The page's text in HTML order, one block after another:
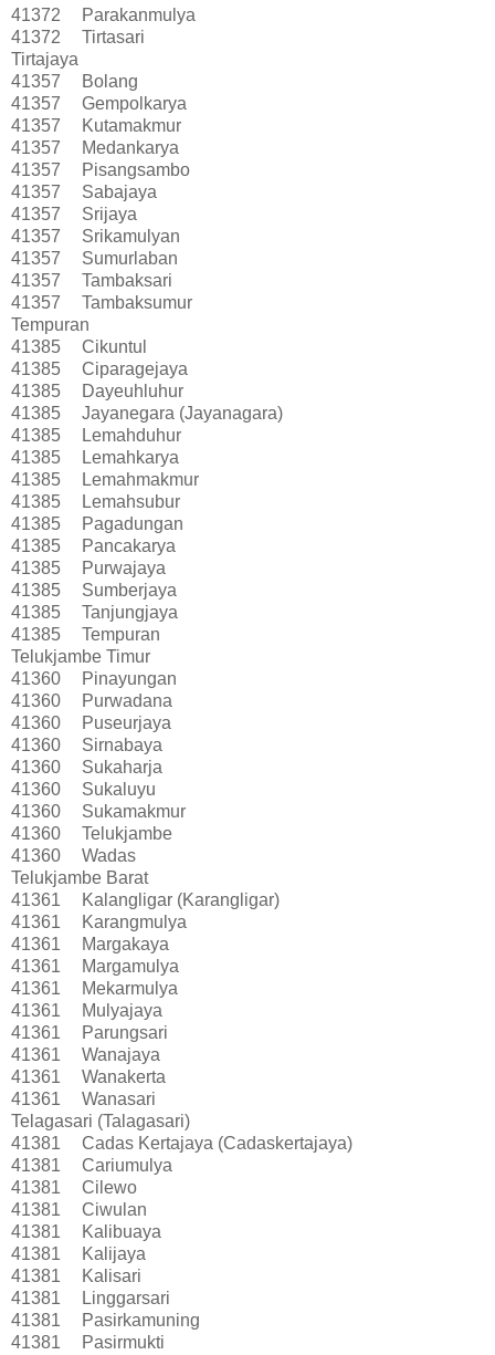
41372
Parakanmulya
41372
Tirtasari
Tirtajaya
41357
Bolang
41357
Gempolkarya
41357
Kutamakmur
41357
Medankarya
41357
Pisangsambo
41357
Sabajaya
41357
Srijaya
41357
Srikamulyan
41357
Sumurlaban
41357
Tambaksari
41357
Tambaksumur
Tempuran
41385
Cikuntul
41385
Ciparagejaya
41385
Dayeuhluhur
41385
Jayanegara (Jayanagara)
41385
Lemahduhur
41385
Lemahkarya
41385
Lemahmakmur
41385
Lemahsubur
41385
Pagadungan
41385
Pancakarya
41385
Purwajaya
41385
Sumberjaya
41385
Tanjungjaya
41385
Tempuran
Telukjambe Timur
41360
Pinayungan
41360
Purwadana
41360
Puseurjaya
41360
Sirnabaya
41360
Sukaharja
41360
Sukaluyu
41360
Sukamakmur
41360
Telukjambe
41360
Wadas
Telukjambe Barat
41361
Kalangligar (Karangligar)
41361
Karangmulya
41361
Margakaya
41361
Margamulya
41361
Mekarmulya
41361
Mulyajaya
41361
Parungsari
41361
Wanajaya
41361
Wanakerta
41361
Wanasari
Telagasari (Talagasari)
41381
Cadas Kertajaya (Cadaskertajaya)
41381
Cariumulya
41381
Cilewo
41381
Ciwulan
41381
Kalibuaya
41381
Kalijaya
41381
Kalisari
41381
Linggarsari
41381
Pasirkamuning
41381
Pasirmukti